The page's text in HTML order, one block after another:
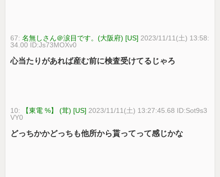
67:名無しさん＠涙目です。(大阪府) [US] 2023/11/11(土) 13:58:
34.00 ID:Js73MOXv0
心当たりがあれば産む前に検査受けてるじゃろ
10: 【東電 %】 (茸) [US] 2023/11/11(土) 13:27:45.68 ID:Sot9s3
VY0
どっちかかどっちも他所から貰ってって感じかな